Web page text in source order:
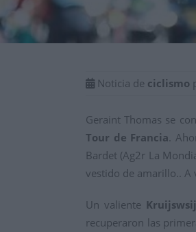
Noticia de ciclismo
Geraint Thomas se
Tour de Francia.
Bardet (Ag2r La
vestido de amarillo.. A
Un valiente
recuperaron las